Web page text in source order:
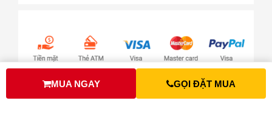
MUA NGAY GỌI ĐẶT MUA